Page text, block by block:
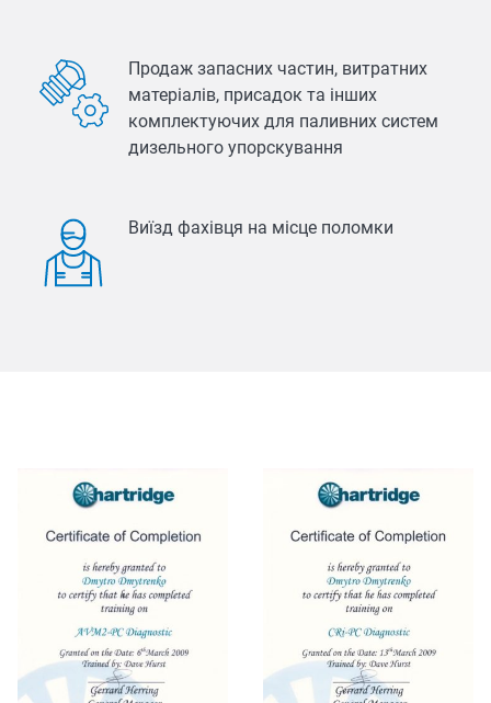
Продаж запасних частин, витратних
матеріалів, присадок та інших
комплектуючих для паливних систем
дизельного упорскування
Виїзд фахівця на місце поломки